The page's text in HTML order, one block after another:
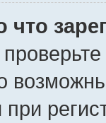
что
при